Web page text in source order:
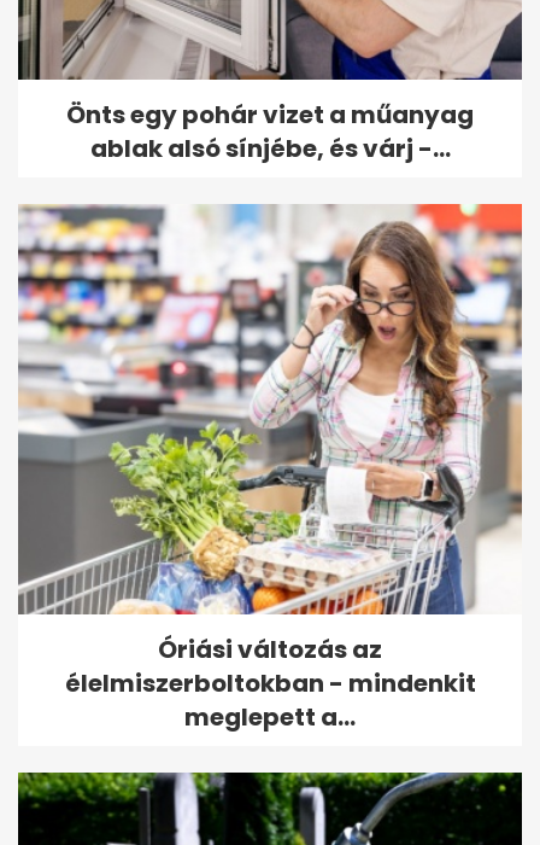
Önts egy pohár vizet a műanyag
ablak alsó sínjébe, és várj -...
Óriási változás az
élelmiszerboltokban - mindenkit
meglepett a...